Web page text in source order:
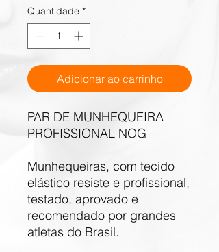
Quantidade *
Adicionar ao carrinho
PAR DE MUNHEQUEIRA
PROFISSIONAL NOG
Munhequeiras, com tecido
elástico resiste e profissional,
testado, aprovado e
recomendado por grandes
atletas do Brasil.